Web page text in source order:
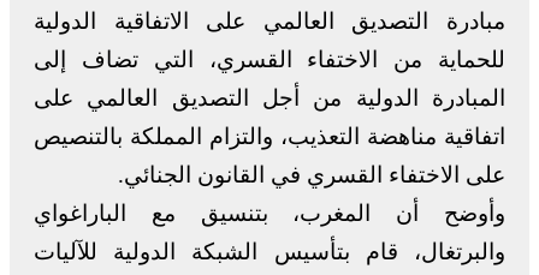
مبادرة التصديق العالمي على الاتفاقية الدولية
للحماية من الاختفاء القسري، التي تضاف إلى
المبادرة الدولية من أجل التصديق العالمي على
اتفاقية مناهضة التعذيب، والتزام المملكة بالتنصيص
على الاختفاء القسري في القانون الجنائي.
وأوضح أن المغرب، بتنسيق مع الباراغواي
والبرتغال، قام بتأسيس الشبكة الدولية للآليات